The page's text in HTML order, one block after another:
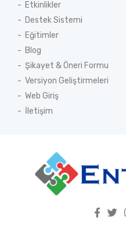
Etkinlikler
Destek Sistemi
Eğitimler
Blog
Şikayet & Öneri Formu
Versiyon Geliştirmeleri
Web Giriş
İletişim